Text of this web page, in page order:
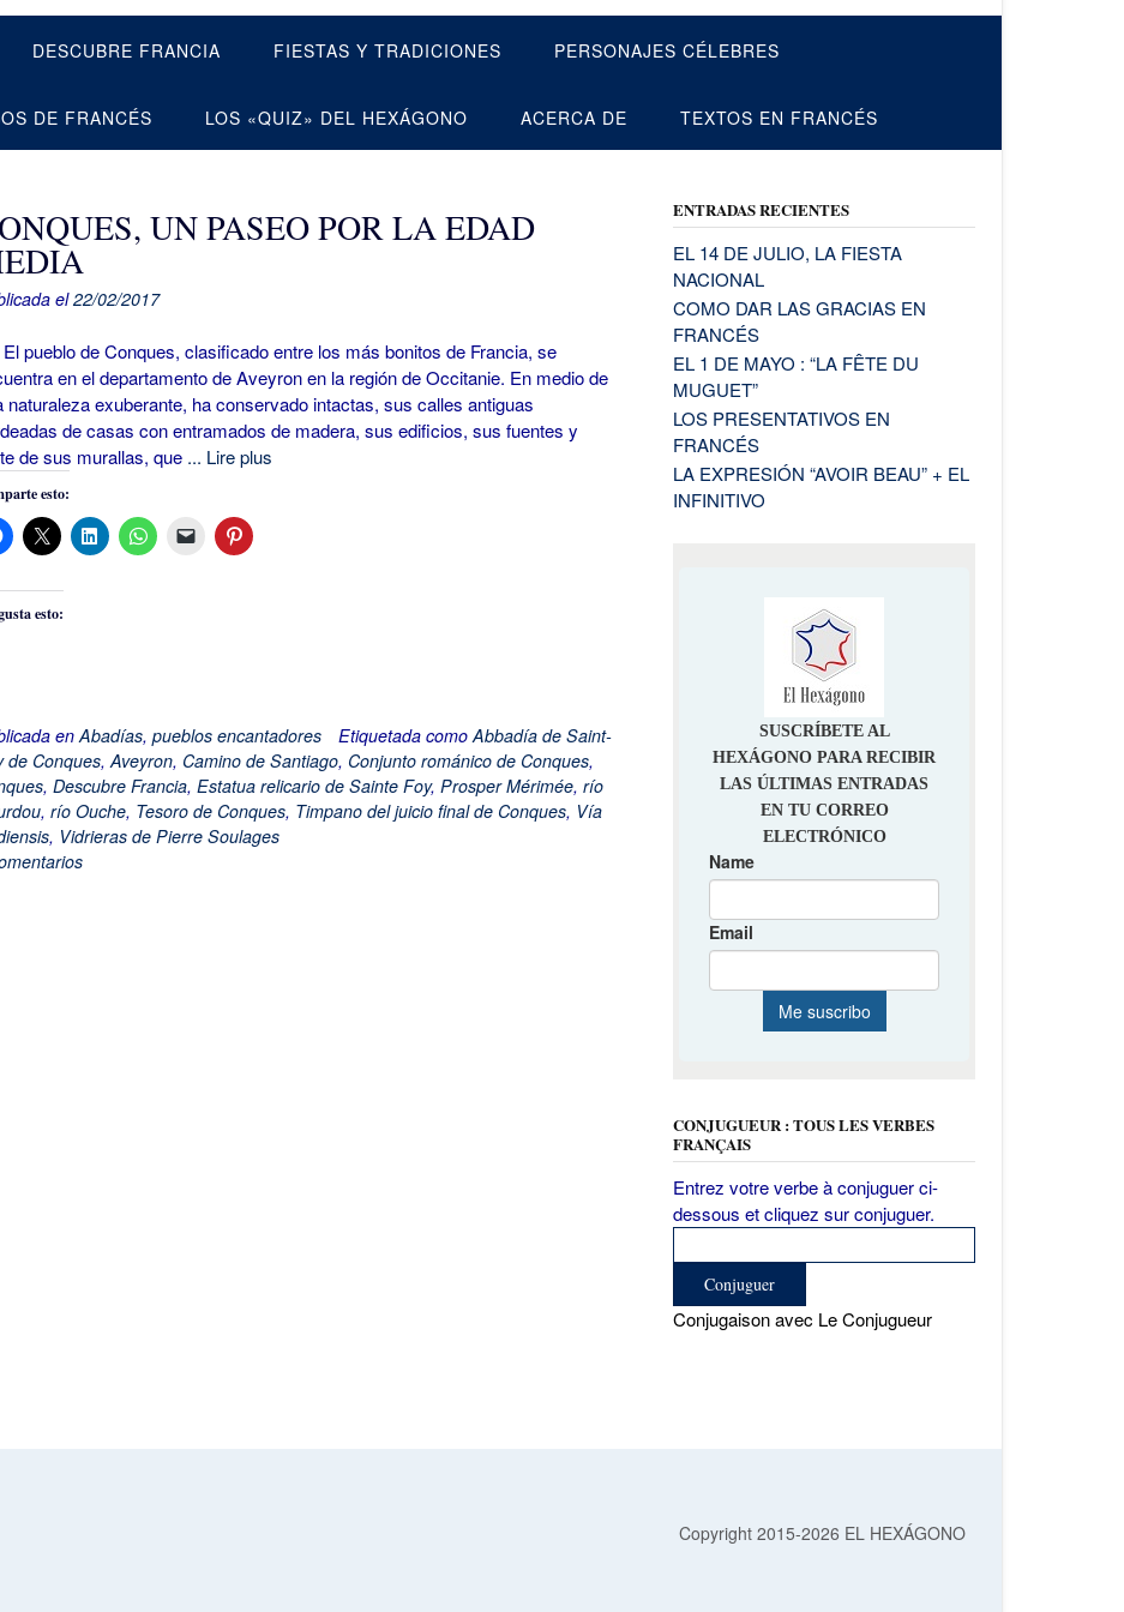
DESCUBRE FRANCIA FIESTAS Y TRADICIONES PERSONAJES CÉLEBRES
DE FRANCÉS LOS «QUIZ» DEL HEXÁGONO ACERCA DE TEXTOS EN FRANCÉS
UN PASEO POR LA EDAD
el22/02/2017
pueblo de Conques, clasificado entre los más bonitos de Francia, se
en el departamento de Aveyron en la región de Occitanie. En medio de
naturaleza exuberante, ha conservado intactas, sus calles antiguas
de casas con entramados de madera, sus edificios, sus fuentes y
de sus murallas, que ... Lire plus
esto:
esto:
enAbadías, pueblos encantadores Etiquetada comoAbbadía de Saint-
de Conques,Aveyron, Camino de Santiago, Conjunto románico de Conques,
, Descubre Francia, Estatua relicario de Sainte Foy, Prosper Mérimée, río
, río Ouche, Tesoro de Conques, Timpano del juicio final de Conques, Vía
, Vidrieras de Pierre Soulages
ENTRADAS RECIENTES
EL 14 DE JULIO, LA FIESTA
NACIONAL
COMO DAR LAS GRACIAS EN
FRANCÉS
EL 1 DE MAYO : “LA FÊTE DU
MUGUET”
LOS PRESENTATIVOS EN
FRANCÉS
LA EXPRESIÓN “AVOIR BEAU” + EL
INFINITIVO
CONJUGUEUR : TOUS LES VERBES
FRANÇAIS
Entrez votre verbe à conjuguer ci-
dessous et cliquez sur conjuguer.
Conjugaison avec Le Conjugueur
Copyright 2015-2026 EL HEXÁGONO